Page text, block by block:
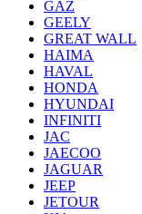
GAZ
GEELY
GREAT WALL
HAIMA
HAVAL
HONDA
HYUNDAI
INFINITI
JAC
JAECOO
JAGUAR
JEEP
JETOUR